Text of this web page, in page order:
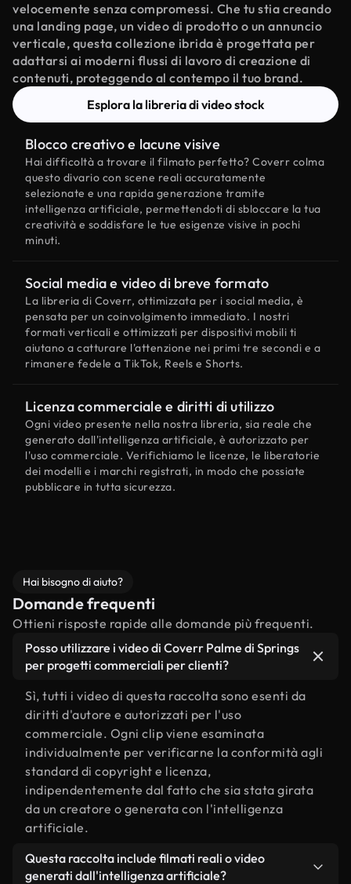
velocemente senza compromessi. Che tu stia creando
una landing page, un video di prodotto o un annuncio
verticale, questa collezione ibrida è progettata per
adattarsi ai moderni flussi di lavoro di creazione di
contenuti, proteggendo al contempo il tuo brand.
Esplora la libreria di video stock
Blocco creativo e lacune visive
Hai difficoltà a trovare il filmato perfetto? Coverr colma
questo divario con scene reali accuratamente
selezionate e una rapida generazione tramite
intelligenza artificiale, permettendoti di sbloccare la tua
creatività e soddisfare le tue esigenze visive in pochi
minuti.
Social media e video di breve formato
La libreria di Coverr, ottimizzata per i social media, è
pensata per un coinvolgimento immediato. I nostri
formati verticali e ottimizzati per dispositivi mobili ti
aiutano a catturare l'attenzione nei primi tre secondi e a
rimanere fedele a TikTok, Reels e Shorts.
Licenza commerciale e diritti di utilizzo
Ogni video presente nella nostra libreria, sia reale che
generato dall'intelligenza artificiale, è autorizzato per
l'uso commerciale. Verifichiamo le licenze, le liberatorie
dei modelli e i marchi registrati, in modo che possiate
pubblicare in tutta sicurezza.
Hai bisogno di aiuto?
Domande frequenti
Ottieni risposte rapide alle domande più frequenti.
Posso utilizzare i video di Coverr Palme di Springs
per progetti commerciali per clienti?
Sì, tutti i video di questa raccolta sono esenti da
diritti d'autore e autorizzati per l'uso
commerciale. Ogni clip viene esaminata
individualmente per verificarne la conformità agli
standard di copyright e licenza,
indipendentemente dal fatto che sia stata girata
da un creatore o generata con l'intelligenza
artificiale.
Questa raccolta include filmati reali o video
generati dall'intelligenza artificiale?